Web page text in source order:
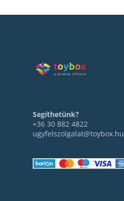
Segíthetünk?
+36 30 882 4822
ugyfelszolgalat@toybox.hu